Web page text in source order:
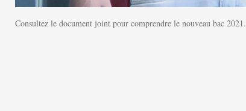
Consultez le document joint pour comprendre le nouveau bac 2021.